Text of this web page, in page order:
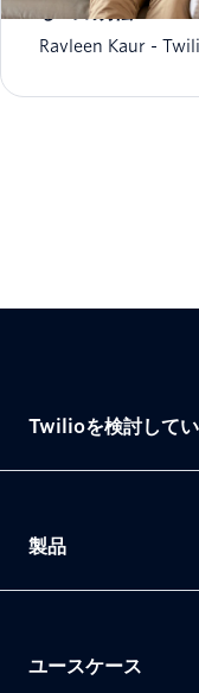
る6つの方法
Ravleen Kaur
Twilioを検討して
製品
ユースケース